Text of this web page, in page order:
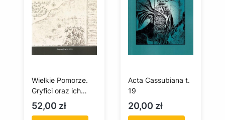
Wielkie Pomorze.
Gryfici oraz ich
dziedzictwo
Cena
52,00 zł
Acta Cassubiana t.
19
Cena
20,00 zł